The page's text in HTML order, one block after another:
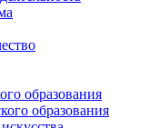
образования
образования